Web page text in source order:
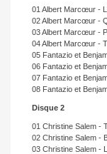
01 Albert Marcœur -
02 Albert Marcœur -
03 Albert Marcœur -
04 Albert Marcœur -
05 Fantazio et
06 Fantazio et
07 Fantazio et
08 Fantazio et
Disque 2
01 Christine Salem -
02 Christine Salem -
03 Christine Salem -